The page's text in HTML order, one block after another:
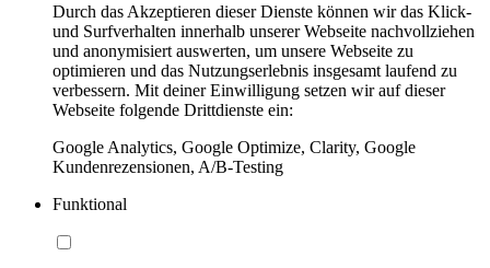
Durch das Akzeptieren dieser Dienste können wir das Klick-
und Surfverhalten innerhalb unserer Webseite nachvollziehen
und anonymisiert auswerten, um unsere Webseite zu
optimieren und das Nutzungserlebnis insgesamt laufend zu
verbessern. Mit deiner Einwilligung setzen wir auf dieser
Webseite folgende Drittdienste ein:
Google Analytics, Google Optimize, Clarity, Google
Kundenrezensionen, A/B-Testing
Funktional